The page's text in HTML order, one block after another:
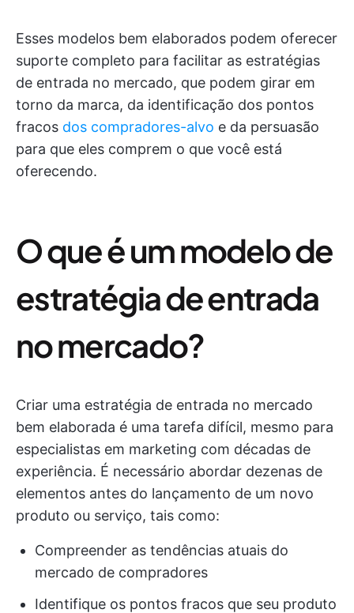
Esses modelos bem elaborados podem oferecer
suporte completo para facilitar as estratégias
de entrada no mercado, que podem girar em
torno da marca, da identificação dos pontos
fracos dos compradores-alvo e da persuasão
para que eles comprem o que você está
oferecendo.
O que é um modelo de
estratégia de entrada
no mercado?
Criar uma estratégia de entrada no mercado
bem elaborada é uma tarefa difícil, mesmo para
especialistas em marketing com décadas de
experiência. É necessário abordar dezenas de
elementos antes do lançamento de um novo
produto ou serviço, tais como:
Compreender as tendências atuais do
mercado de compradores
Identifique os pontos fracos que seu produto